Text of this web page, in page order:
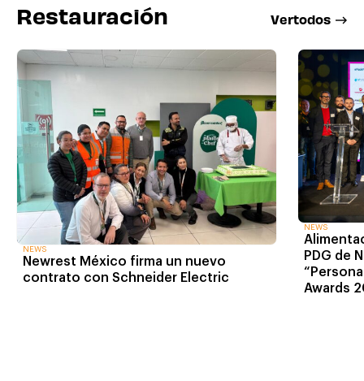
Restauración Vertodos
NEWS
Newrest México firma un nuevo
contrato con Schneider Electric
NEWS
PDG de
Awards